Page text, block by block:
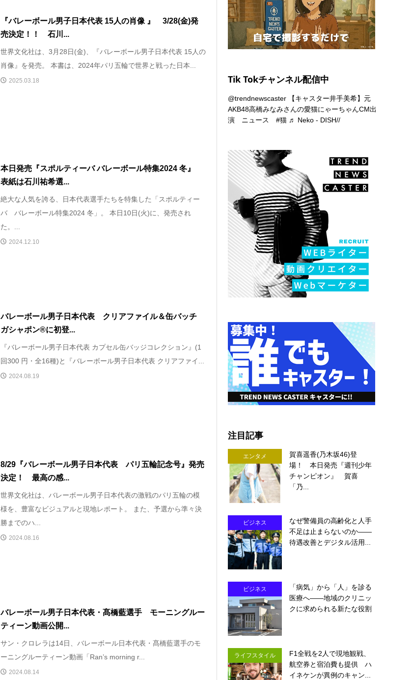
『バレーボール男子日本代表 15人の肖像 』 3/28(金)発
売決定！！ 石川...
世界文化社は、3月28日(金)、『バレーボール男子日本代表 15人の
肖像』を発売。 本書は、2024年パリ五輪で世界と戦った日本...
2025.03.18
本日発売『スポルティーバ バレーボール特集2024 冬』
表紙は石川祐希選...
絶大な人気を誇る、日本代表選手たちを特集した「スポルティー
バ バレーボール特集2024 冬」。 本日10日(火)に、発売され
た。...
2024.12.10
バレーボール男子日本代表 クリアファイル＆缶バッチ
ガシャポン®に初登...
『バレーボール男子日本代表 カプセル缶バッジコレクション』(1
回300 円・全16種)と『バレーボール男子日本代表 クリアファイ...
2024.08.19
8/29『バレーボール男子日本代表 パリ五輪記念号』発売
決定！ 最高の感...
世界文化社は、バレーボール男子日本代表の激戦のパリ五輪の模
様を、豊富なビジュアルと現地レポート。 また、予選から準々決
勝までのハ...
2024.08.16
バレーボール男子日本代表・髙橋藍選手 モーニングルー
ティーン動画公開...
サン・クロレラは14日、バレーボール日本代表・髙橋藍選手のモ
ーニングルーティーン動画「Ran’s morning r...
2024.08.14
Tik Tokチャンネル配信中
@trendnewscaster 【キャスター井手美希】元
AKB48高橋みなみさんの愛猫にゃーちゃんCM出
演 ニュース#猫 ♬ Neko - DISH//
注目記事
エンタメ
賀喜遥香(乃木坂46)登
場！ 本日発売『週刊少年
チャンピオン』 賀喜
「乃...
ビジネス
なぜ警備員の高齢化と人手
不足は止まらないのか――
待遇改善とデジタル活用...
ビジネス
「病気」から「人」を診る
医療へ――地域のクリニッ
クに求められる新たな役割
ライフスタイル
F1全戦を2人で現地観戦、
航空券と宿泊費も提供 ハ
イネケンが異例のキャン...